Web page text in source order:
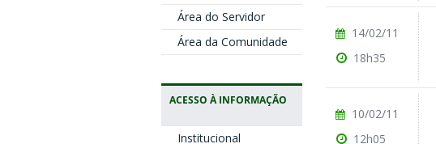
Área do Servidor
Área da Comunidade
ACESSO À INFORMAÇÃO
Institucional
14/02/11
18h35
10/02/11
12h05